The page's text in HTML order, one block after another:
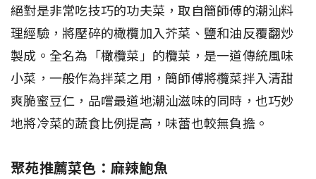
絕對是非常吃技巧的功夫菜，取自簡師傅的潮汕料
理經驗，將壓碎的橄欖加入芥菜、鹽和油反覆翻炒
製成。全名為「橄欖菜」的欖菜，是一道傳統風味
小菜，一般作為拌菜之用，簡師傅將欖菜拌入清甜
爽脆蜜豆仁，品嚐最道地潮汕滋味的同時，也巧妙
地將冷菜的蔬食比例提高，味蕾也較無負擔。
聚苑推薦菜色：麻辣鮑魚